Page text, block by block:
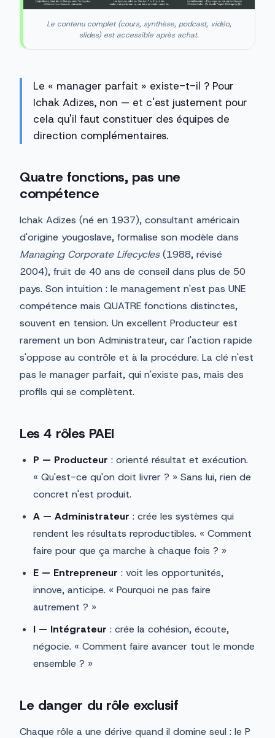
Le contenu complet (cours, synthèse, podcast, vidéo,
slides) est accessible après achat.
Le « manager parfait » existe-t-il ? Pour
Ichak Adizes, non — et c'est justement pour
cela qu'il faut constituer des équipes de
direction complémentaires.
Quatre fonctions, pas une
compétence
Ichak Adizes (né en 1937), consultant américain
d'origine yougoslave, formalise son modèle dans
Managing Corporate Lifecycles(1988, révisé
2004), fruit de 40 ans de conseil dans plus de 50
pays. Son intuition : le management n'est pas UNE
compétence mais QUATRE fonctions distinctes,
souvent en tension. Un excellent Producteur est
rarement un bon Administrateur, car l'action rapide
s'oppose au contrôle et à la procédure. La clé n'est
pas le manager parfait, qui n'existe pas, mais des
profils qui se complètent.
Les 4 rôles PAEI
P — Producteur : orienté résultat et exécution.
« Qu'est-ce qu'on doit livrer ? » Sans lui, rien de
concret n'est produit.
A — Administrateur : crée les systèmes qui
rendent les résultats reproductibles. « Comment
faire pour que ça marche à chaque fois ? »
E — Entrepreneur : voit les opportunités,
innove, anticipe. « Pourquoi ne pas faire
autrement ? »
I — Intégrateur : crée la cohésion, écoute,
négocie. « Comment faire avancer tout le monde
ensemble ? »
Le danger du rôle exclusif
Chaque rôle a une dérive quand il domine seul : le P